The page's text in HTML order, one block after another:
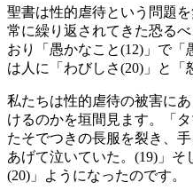
聖書は性的虐待という問題
常に繰り返されてきた恐る
おり「愚かなこと(12)」で
は人に「わびしさ(20)」と「
私たちは性的虐待の被害に
けるのかを垣間見ます。「
たそでつきの長服を裂き、
あげて泣いていた。(19)」
(20)」ようになったのです。